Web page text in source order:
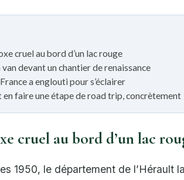
cruel au bord d’un lac rouge
van devant un chantier de renaissance
a englouti pour s’éclairer
en faire une étape de road trip, concrètement
cruel au bord d’un lac
1950, le département de l’Hérault